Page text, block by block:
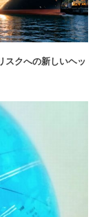
スクへの新しいヘッ